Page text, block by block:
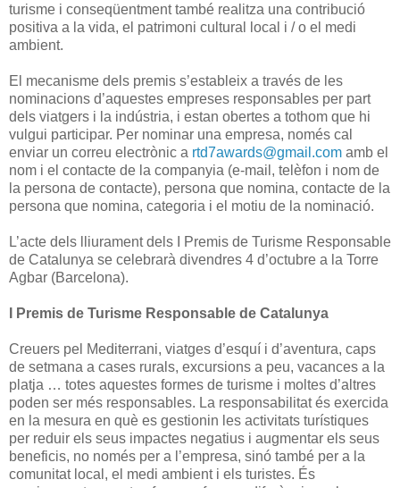
turisme i conseqüentment també realitza una contribució
positiva a la vida, el patrimoni cultural local i / o el medi
ambient.
El mecanisme dels premis s’estableix a través de les
nominacions d’aquestes empreses responsables per part
dels viatgers i la indústria, i estan obertes a tothom que hi
vulgui participar. Per nominar una empresa, només cal
enviar un correu electrònic a rtd7awards@gmail.com amb el
nom i el contacte de la companyia (e-mail, telèfon i nom de
la persona de contacte), persona que nomina, contacte de la
persona que nomina, categoria i el motiu de la nominació.
L’acte dels lliurament dels I Premis de Turisme Responsable
de Catalunya se celebrarà divendres 4 d’octubre a la Torre
Agbar (Barcelona).
I Premis de Turisme Responsable de Catalunya
Creuers pel Mediterrani, viatges d’esquí i d’aventura, caps
de setmana a cases rurals, excursions a peu, vacances a la
platja … totes aquestes formes de turisme i moltes d’altres
poden ser més responsables. La responsabilitat és exercida
en la mesura en què es gestionin les activitats turístiques
per reduir els seus impactes negatius i augmentar els seus
beneficis, no només per a l’empresa, sinó també per a la
comunitat local, el medi ambient i els turistes. És